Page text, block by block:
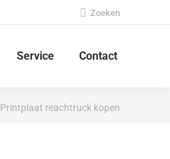
Zoeken:
Zoeken
Service Contact
Printplaat reachtruck kopen